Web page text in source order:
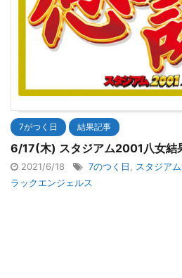
7がつく日 結果記事
6/17(木) スタジアム2001八女結
2021/6/18 7のつく日 スタジア
ラックエンジェルス